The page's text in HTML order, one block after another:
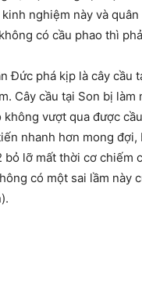
nghiệm này và
có cầu phao thì
Đức phá kịp là cây cầu
Cây cầu tại Son bị
vượt qua được
nhanh hơn mong
lỡ mất thời cơ chiếm
có một sai lầm này